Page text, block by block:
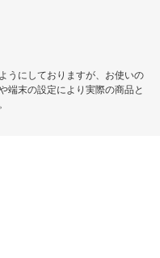
うにしておりますが、お使いの
端末の設定により実際の商品と